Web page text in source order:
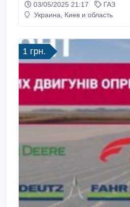
03/05/2025 21:17
ГАЗ
Украина, Киев и область
1 грн.